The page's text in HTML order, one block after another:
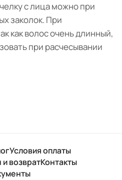
с лица можно при
заколок. При
как волос очень длинный,
при расчесывании
Условия оплаты
возвратКонтакты